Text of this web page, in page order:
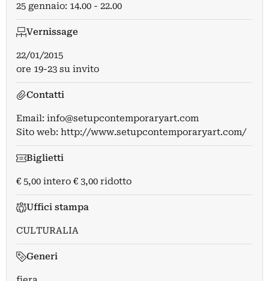
25 gennaio: 14.00 - 22.00
Vernissage
22/01/2015
ore 19-23 su invito
Contatti
Email: info@setupcontemporaryart.com
Sito web: http://www.setupcontemporaryart.com/
Biglietti
€ 5,00 intero € 3,00 ridotto
Uffici stampa
CULTURALIA
Generi